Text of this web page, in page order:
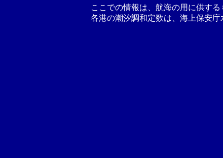
ここでの情報は、航海の用に供す
各港の潮汐調和定数は、海上保安